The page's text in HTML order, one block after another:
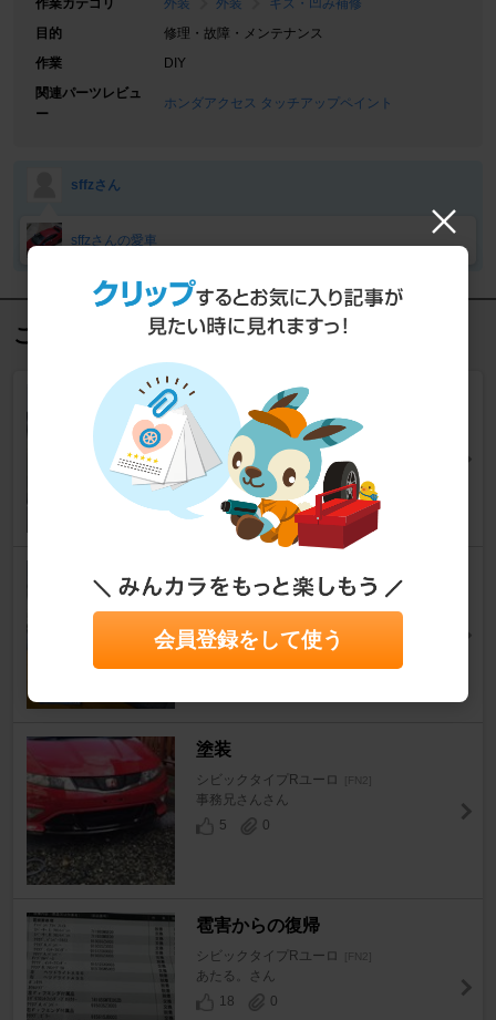
作業カテゴリ 外装 外装
キズ・凹み補修
目的
修理・故障・メンテナンス
作業
DIY
関連パーツレビュ
ー
ホンダアクセス タッチアップペイント
sffzさん
sffzさんの愛車
この記事を見た人におすすめ
ヘッドライト磨き
シビックタイプRユーロ [FN2]
Dmanzzzさん
0
バンパーキズを直す
14
0
塗装
シビックタイプRユーロ [FN2]
事務兄さんさん
5
0
雹害からの復帰
シビックタイプRユーロ [FN2]
あたる。さん
18
0
会員登録をして使う